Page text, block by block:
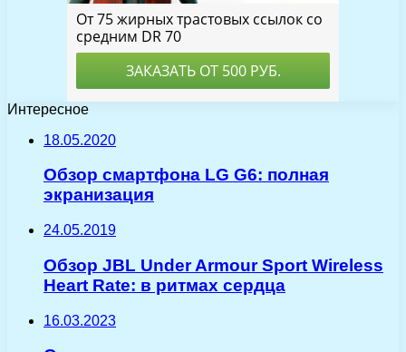
Интересное
18.05.2020
Обзор смартфона LG G6: полная
экранизация
24.05.2019
Обзор JBL Under Armour Sport Wireless
Heart Rate: в ритмах сердца
16.03.2023